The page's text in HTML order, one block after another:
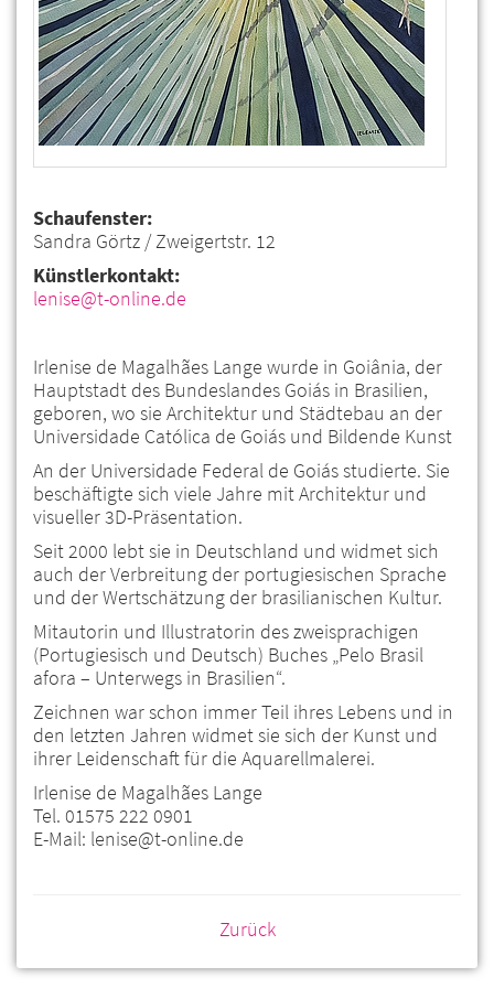
Schaufenster:
Sandra Görtz / Zweigertstr. 12
Künstlerkontakt:
lenise@t-online.de
Irlenise de Magalhães Lange wurde in Goiânia, der
Hauptstadt des Bundeslandes Goiás in Brasilien,
geboren, wo sie Architektur und Städtebau an der
Universidade Católica de Goiás und Bildende Kunst
An der Universidade Federal de Goiás studierte. Sie
beschäftigte sich viele Jahre mit Architektur und
visueller 3D-Präsentation.
Seit 2000 lebt sie in Deutschland und widmet sich
auch der Verbreitung der portugiesischen Sprache
und der Wertschätzung der brasilianischen Kultur.
Mitautorin und Illustratorin des zweisprachigen
(Portugiesisch und Deutsch) Buches „Pelo Brasil
afora – Unterwegs in Brasilien“.
Zeichnen war schon immer Teil ihres Lebens und in
den letzten Jahren widmet sie sich der Kunst und
ihrer Leidenschaft für die Aquarellmalerei.
Irlenise de Magalhães Lange
Tel. 01575 222 0901
E-Mail: lenise@t-online.de
Zurück